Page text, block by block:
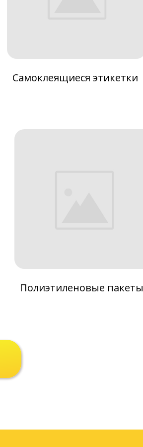
Самоклеящиеся этикетки
Полиэтиленовые пакеты